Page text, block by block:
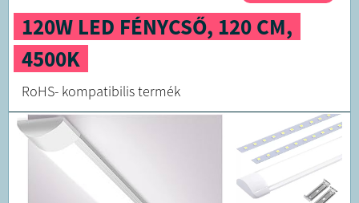
120W LED FÉNYCSŐ, 120 CM,
4500K
RoHS- kompatibilis termék